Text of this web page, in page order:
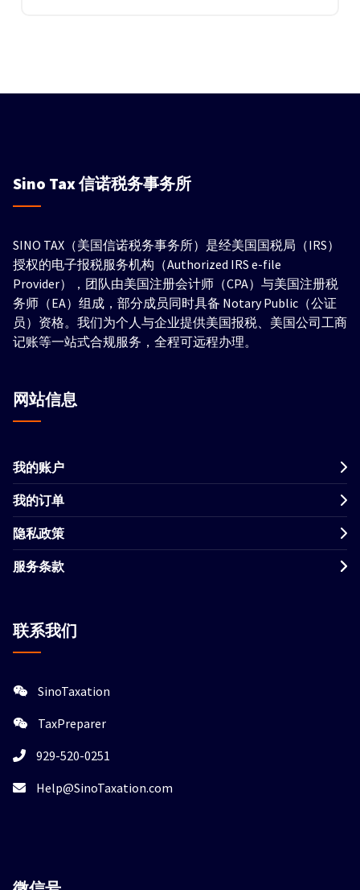
Sino Tax信诺税务事务所
SINO TAX（美国信诺税务事务所）是经美国国税局（IRS）
授权的电子报税服务机构（Authorized IRS e-file
Provider），团队由美国注册会计师（CPA）与美国注册税
务师（EA）组成，部分成员同时具备 Notary Public（公证
员）资格。我们为个人与企业提供美国报税、美国公司工商
记账等一站式合规服务，全程可远程办理。
网站信息
我的账户
我的订单
隐私政策
服务条款
联系我们
SinoTaxation
TaxPreparer
929-520-0251
Help@SinoTaxation.com